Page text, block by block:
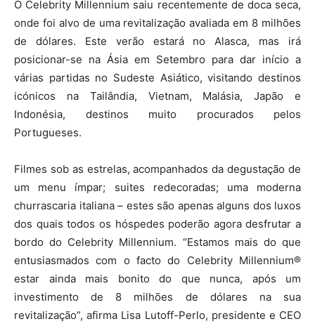
O Celebrity Millennium saiu recentemente de doca seca,
onde foi alvo de uma revitalização avaliada em 8 milhões
de dólares. Este verão estará no Alasca, mas irá
posicionar-se na Ásia em Setembro para dar início a
várias partidas no Sudeste Asiático, visitando destinos
icónicos na Tailândia, Vietnam, Malásia, Japão e
Indonésia, destinos muito procurados pelos
Portugueses.
Filmes sob as estrelas, acompanhados da degustação de
um menu ímpar; suites redecoradas; uma moderna
churrascaria italiana – estes são apenas alguns dos luxos
dos quais todos os hóspedes poderão agora desfrutar a
bordo do Celebrity Millennium. “Estamos mais do que
entusiasmados com o facto do Celebrity Millennium®
estar ainda mais bonito do que nunca, após um
investimento de 8 milhões de dólares na sua
revitalização”, afirma Lisa Lutoff-Perlo, presidente e CEO